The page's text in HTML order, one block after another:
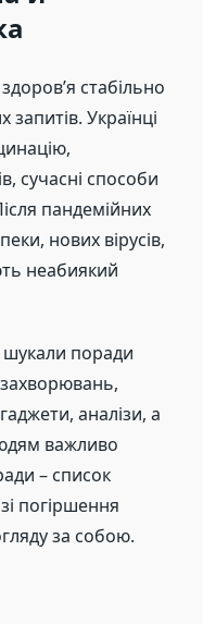
стабільно
Українці
сучасні способи
пандемійних
нових вірусів,
неабиякий
шукали поради
аналізи, а
важливо
– список
погіршення
за собою.